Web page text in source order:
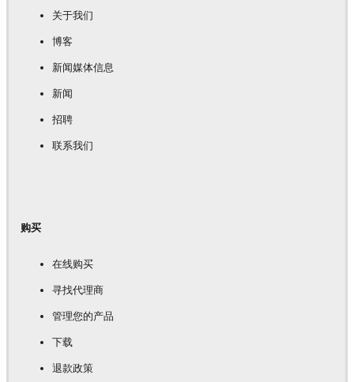
关于我们
博客
新闻媒体信息
新闻
招聘
联系我们
购买
在线购买
寻找代理商
管理您的产品
下载
退款政策